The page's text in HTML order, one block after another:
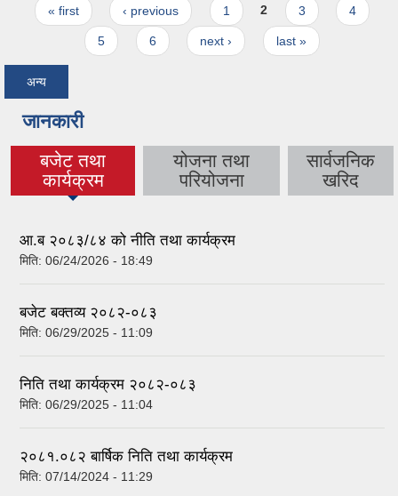
Pages
« first ‹ previous 1 2 3 4
5 6 next › last »
अन्य
जानकारी
बजेट तथा
कार्यक्रम
(active tab)
योजना तथा
परियोजना
सार्वजनिक
खरिद
आ.ब २०८३/८४ को नीति तथा कार्यक्रम
मिति: 06/24/2026 - 18:49
बजेट बक्तव्य २०८२-०८३
मिति: 06/29/2025 - 11:09
निति तथा कार्यक्रम २०८२-०८३
मिति: 06/29/2025 - 11:04
२०८१.०८२ बार्षिक निति तथा कार्यक्रम
मिति: 07/14/2024 - 11:29